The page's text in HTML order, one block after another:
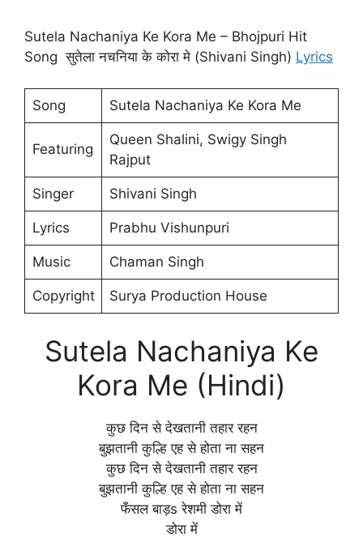
Sutela Nachaniya Ke Kora Me – Bhojpuri Hit
Song सुतेला नचनिया के कोरा मे (Shivani Singh) Lyrics
Song Sutela Nachaniya Ke Kora Me
Featuring
Queen Shalini, Swigy Singh
Rajput
Singer Shivani Singh
Lyrics Prabhu Vishunpuri
Music Chaman Singh
Copyright Surya Production House
Sutela Nachaniya Ke
Kora Me (Hindi)
कुछ दिन से देखतानी तहार रहन
बुझतानी कुल्हि एह से होता ना सहन
कुछ दिन से देखतानी तहार रहन
बुझतानी कुल्हि एह से होता ना सहन
फँसल बाड़s रेशमी डोरा में
डोरा में